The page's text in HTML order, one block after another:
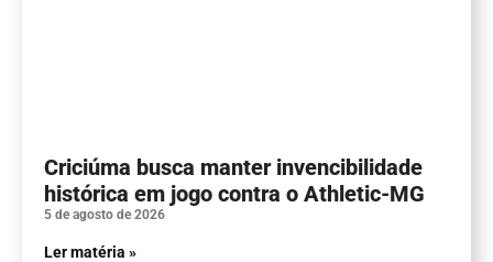
Criciúma busca manter invencibilidade
histórica em jogo contra o Athletic-MG
5 de agosto de 2026
Ler matéria »